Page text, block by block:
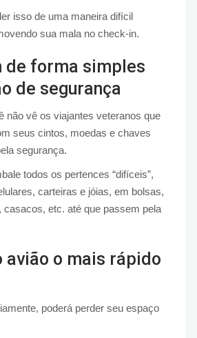
isso de uma maneira difícil
sua mala no check-in.
de forma simples
de segurança
não vê os viajantes veteranos que
seus cintos, moedas e chaves
segurança.
todos os pertences “difíceis”,
carteiras e jóias, em bolsas,
casacos, etc. até que passem pela
avião o mais rápido
poderá perder seu espaço